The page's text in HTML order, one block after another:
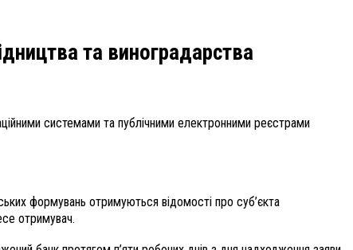
та виноградарства
системами та публічними електронними реєстрами
формувань отримуються відомості про суб’єкта
отримувач.